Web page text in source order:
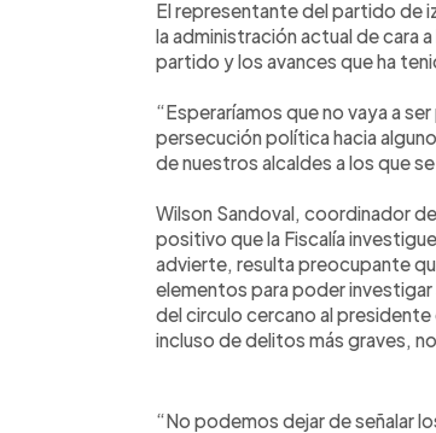
El representante del partido de
la administración actual de cara
partido y los avances que ha
“Esperaríamos que no vaya a
persecución política hacia
de nuestros alcaldes a los que
Wilson Sandoval, coordinador
positivo que la Fiscalía
advierte, resulta preocupante
elementos para poder
del circulo cercano al
incluso de delitos más graves,
“No podemos dejar de señalar